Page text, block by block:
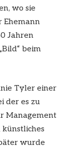
wo sie
Ehemann
Jahren
beim
Tyler einer
der es zu
Management
künstliches
wurde